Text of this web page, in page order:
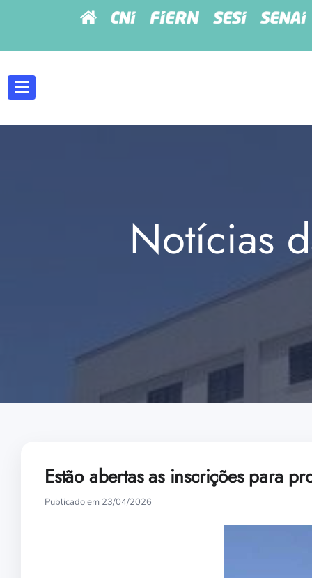
Notícias
Estão abertas as inscrições para
Publicado em 23/04/2026